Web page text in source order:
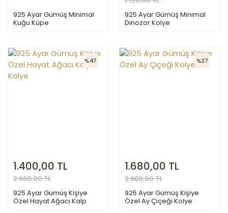
925 Ayar Gümüş Minimal
Kuğu Küpe
925 Ayar Gümüş Minimal
Dinozor Kolye
%47
1.400,00 TL
2.660,00 TL
925 Ayar Gümüş Kişiye
Özel Hayat Ağacı Kalp
%37
1.680,00 TL
2.660,00 TL
925 Ayar Gümüş Kişiye
Özel Ay Çiçeği Kolye